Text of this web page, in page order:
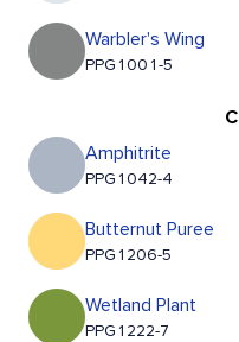
Warbler's Wing
PPG1001-5
Amphitrite
PPG1042-4
Butternut Puree
PPG1206-5
Wetland Plant
PPG1222-7